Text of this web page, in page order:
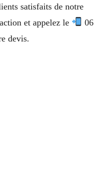
satisfaits de notre
et appelez le
06
devis.